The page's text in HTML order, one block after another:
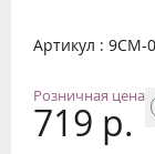
Артикул : 9CM-
Розничная цена
719 р.